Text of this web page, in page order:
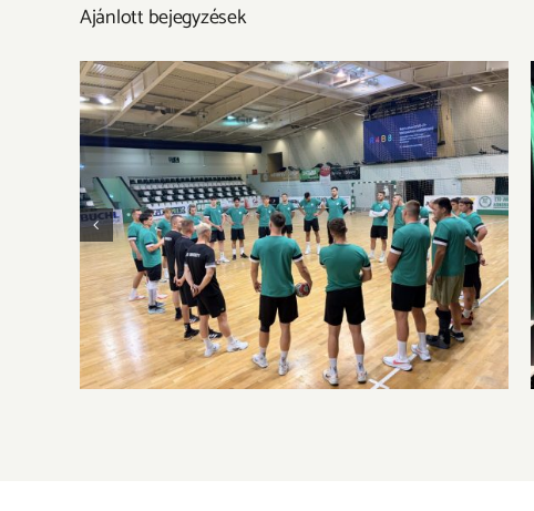
Ajánlott bejegyzések
Új szezon, új kihívások – itt a következő
szezon kerete